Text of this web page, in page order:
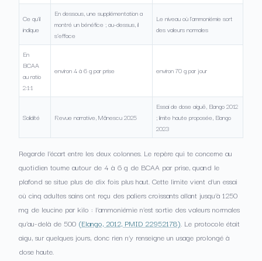
Ce qu’il
indique
En dessous, une supplémentation a
montré un bénéfice ; au-dessus, il
s’efface
Le niveau où l’ammoniémie sort
des valeurs normales
En
BCAA
au ratio
2:1:1
environ 4 à 6 g par prise environ 70 g par jour
Solidité Revue narrative, Mănescu 2025
Essai de dose aiguë, Elango 2012
; limite haute proposée, Elango
2023
Regarde l’écart entre les deux colonnes. Le repère qui te concerne au
quotidien tourne autour de 4 à 6 g de BCAA par prise, quand le
plafond se situe plus de dix fois plus haut. Cette limite vient d’un essai
où cinq adultes sains ont reçu des paliers croissants allant jusqu’à 1250
mg de leucine par kilo : l’ammoniémie n’est sortie des valeurs normales
qu’au-delà de 500 (Elango, 2012, PMID 22952178). Le protocole était
aigu, sur quelques jours, donc rien n’y renseigne un usage prolongé à
dose haute.